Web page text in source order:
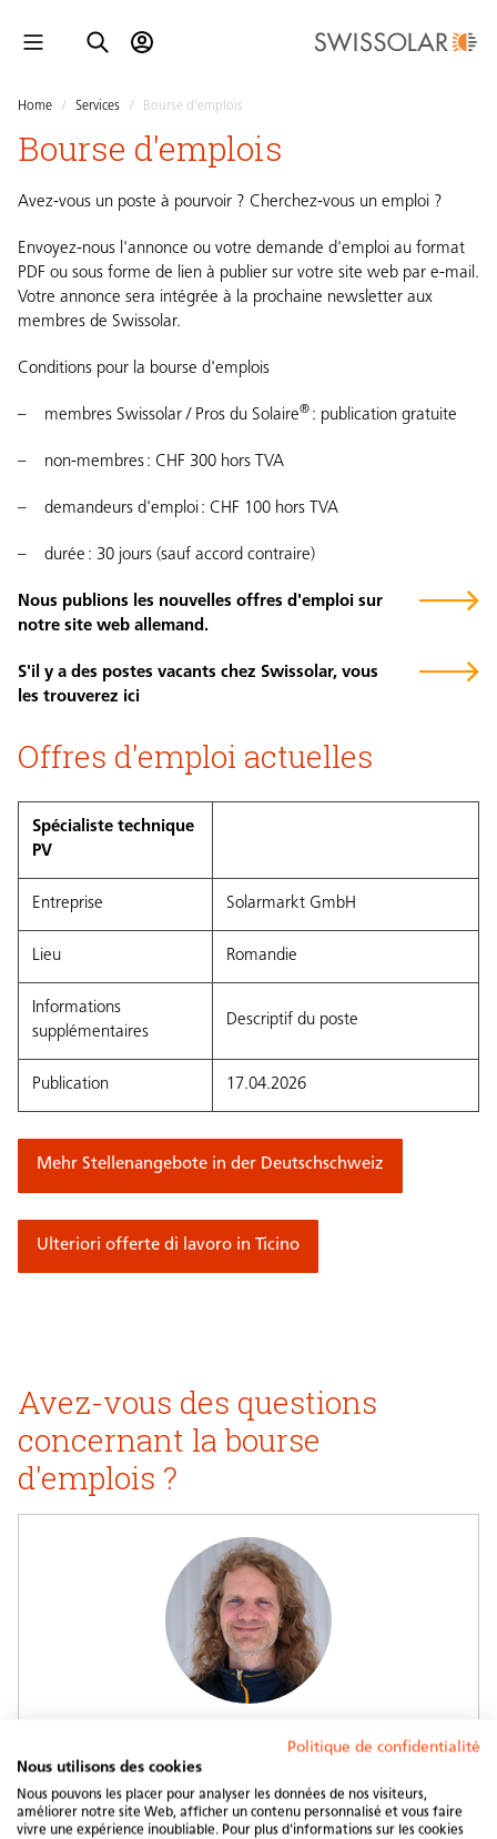
Home / Services / Bourse d'emplois
Bourse d'emplois
Avez-vous un poste à pourvoir ? Cherchez-vous un emploi ?
Envoyez-nous l'annonce ou votre demande d'emploi au format
PDF ou sous forme de lien à publier sur votre site web par e-mail.
Votre annonce sera intégrée à la prochaine newsletter aux
membres de Swissolar.
Conditions pour la bourse d'emplois
membres Swissolar / Pros du Solaire® : publication gratuite
non-membres : CHF 300 hors TVA
demandeurs d'emploi : CHF 100 hors TVA
durée : 30 jours (sauf accord contraire)
Nous publions les nouvelles offres d'emploi sur
notre site web allemand.
S'il y a des postes vacants chez Swissolar, vous
les trouverez ici
Offres d'emploi actuelles
Spécialiste technique
PV
Entreprise Solarmarkt GmbH
Lieu Romandie
Informations
supplémentaires
Descriptif du poste
Publication 17.04.2026
Mehr Stellenangebote in der Deutschschweiz
Ulteriori offerte di lavoro in Ticino
Avez-vous des questions
concernant la bourse
d'emplois ?
Fabian Guidon
Tél.+41 44 250 88 37
Politique de confidentialité
Nous utilisons des cookies
Nous pouvons les placer pour analyser les données de nos visiteurs,
améliorer notre site Web, afficher un contenu personnalisé et vous faire
vivre une expérience inoubliable. Pour plus d'informations sur les cookies